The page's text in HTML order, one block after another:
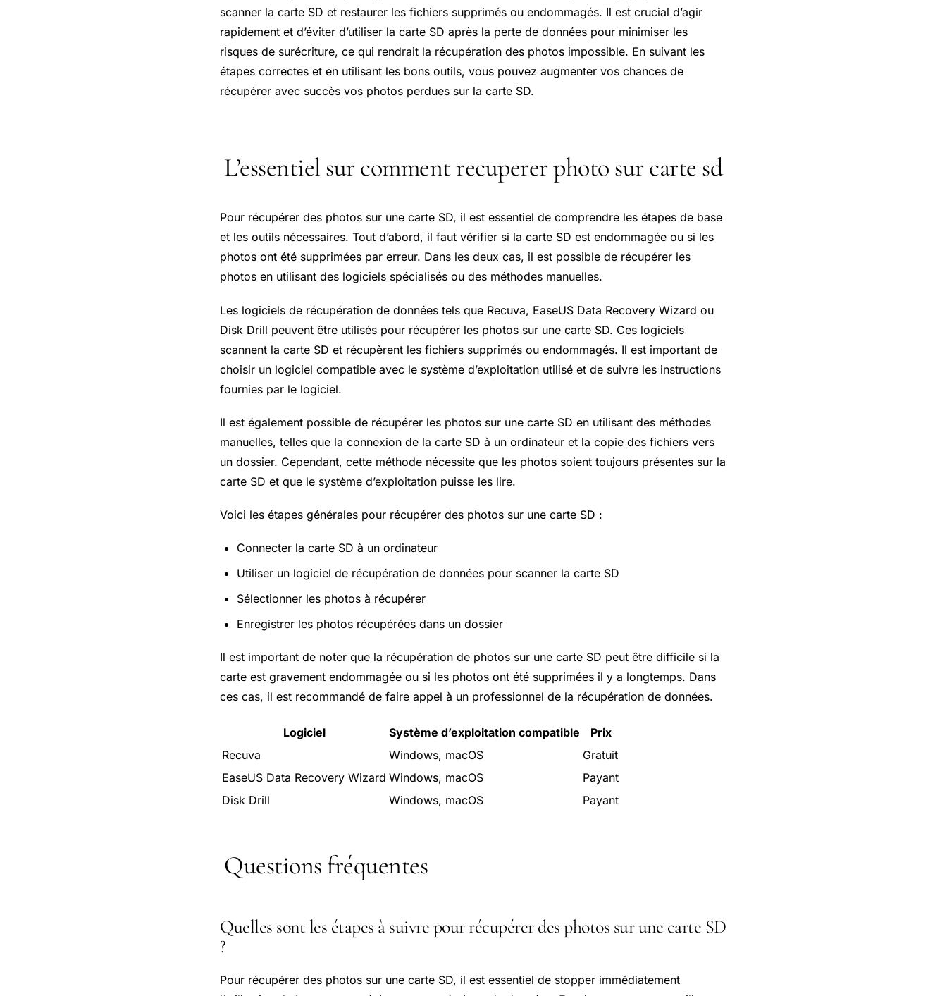
scanner la carte SD et restaurer les fichiers supprimés ou endommagés. Il est crucial d’agir
rapidement et d’éviter d’utiliser la carte SD après la perte de données pour minimiser les
risques de surécriture, ce qui rendrait la récupération des photos impossible. En suivant les
étapes correctes et en utilisant les bons outils, vous pouvez augmenter vos chances de
récupérer avec succès vos photos perdues sur la carte SD.
L’essentiel sur comment recuperer photo sur carte sd
Pour récupérer des photos sur une carte SD, il est essentiel de comprendre les étapes de base
et les outils nécessaires. Tout d’abord, il faut vérifier si la carte SD est endommagée ou si les
photos ont été supprimées par erreur. Dans les deux cas, il est possible de récupérer les
photos en utilisant des logiciels spécialisés ou des méthodes manuelles.
Les logiciels de récupération de données tels que Recuva, EaseUS Data Recovery Wizard ou
Disk Drill peuvent être utilisés pour récupérer les photos sur une carte SD. Ces logiciels
scannent la carte SD et récupèrent les fichiers supprimés ou endommagés. Il est important de
choisir un logiciel compatible avec le système d’exploitation utilisé et de suivre les instructions
fournies par le logiciel.
Il est également possible de récupérer les photos sur une carte SD en utilisant des méthodes
manuelles, telles que la connexion de la carte SD à un ordinateur et la copie des fichiers vers
un dossier. Cependant, cette méthode nécessite que les photos soient toujours présentes sur la
carte SD et que le système d’exploitation puisse les lire.
Voici les étapes générales pour récupérer des photos sur une carte SD :
Connecter la carte SD à un ordinateur
Utiliser un logiciel de récupération de données pour scanner la carte SD
Sélectionner les photos à récupérer
Enregistrer les photos récupérées dans un dossier
Il est important de noter que la récupération de photos sur une carte SD peut être difficile si la
carte est gravement endommagée ou si les photos ont été supprimées il y a longtemps. Dans
ces cas, il est recommandé de faire appel à un professionnel de la récupération de données.
Logiciel Système d’exploitation compatible
Prix
Recuva
Windows, macOS
Gratuit
EaseUS Data Recovery Wizard Windows, macOS
Payant
Disk Drill
Windows, macOS Payant
Questions fréquentes
Quelles sont les étapes à suivre pour récupérer des photos sur une carte SD
?
Pour récupérer des photos sur une carte SD, il est essentiel de stopper immédiatement